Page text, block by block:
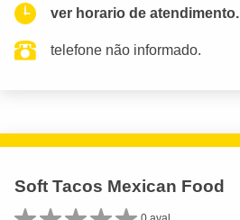
ver horario de atendimento.
telefone não informado.
Soft Tacos Mexican Food